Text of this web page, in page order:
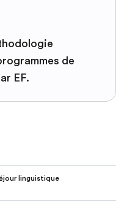
de
EF.
linguistique